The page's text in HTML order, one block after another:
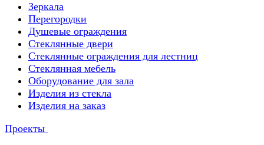
Зеркала
Перегородки
Душевые ограждения
Стеклянные двери
Стеклянные ограждения для лестниц
Стеклянная мебель
Оборудование для зала
Изделия из стекла
Изделия на заказ
Проекты